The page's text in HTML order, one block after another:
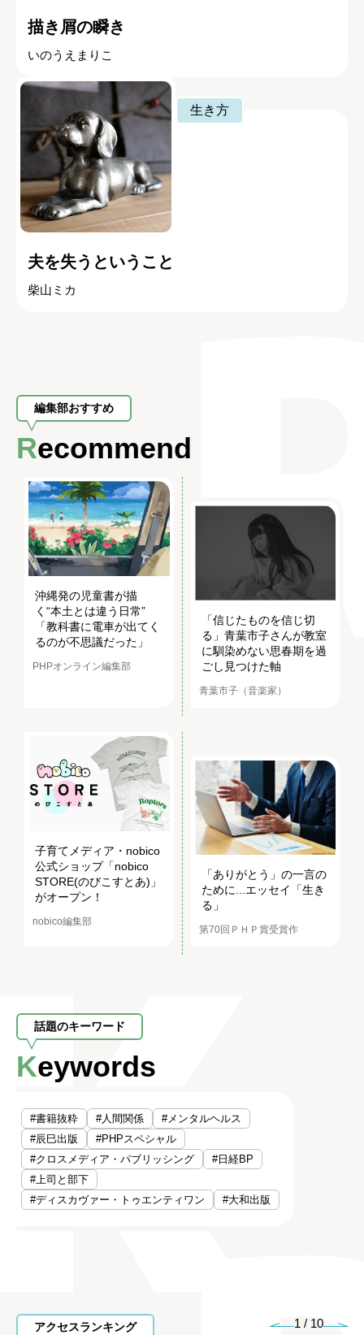
描き屑の瞬き
いのうえまりこ
生き方
夫を失うということ
柴山ミカ
編集部おすすめ
Recommend
沖縄発の児童書が描
く“本土とは違う日常”
「教科書に電車が出てく
るのが不思議だった」
PHPオンライン編集部
「信じたものを信じ切
る」青葉市子さんが教室
に馴染めない思春期を過
ごし見つけた軸
青葉市子（音楽家）
子育てメディア・nobico
公式ショップ「nobico
STORE(のびこすとあ)」
がオープン！
nobico編集部
「ありがとう」の一言の
ために...エッセイ「生き
る」
第70回ＰＨＰ賞受賞作
話題のキーワード
Keywords
#書籍抜粋 #人間関係
#メンタルヘルス
#辰巳出版
#PHPスペシャル
#クロスメディア・パブリッシング
#日経BP
#上司と部下
#ディスカヴァー・トゥエンティワン
#大和出版
アクセスランキング 1 / 10